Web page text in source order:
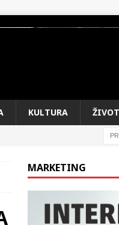
ŽIVOT
MARKETING